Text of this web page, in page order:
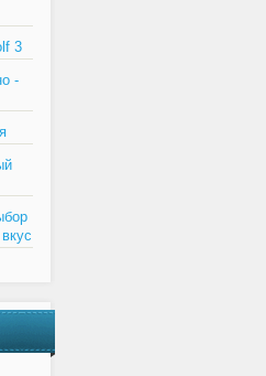
3
-